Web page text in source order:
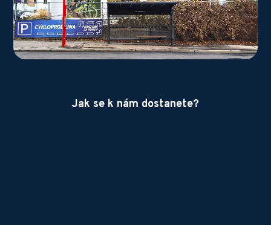
Jak se k nám dostanete?